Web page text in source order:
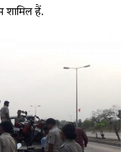
शामिल हैं.